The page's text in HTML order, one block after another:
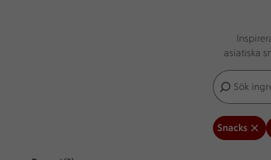
asiatiska
Sök
Inga förslag
Snacks